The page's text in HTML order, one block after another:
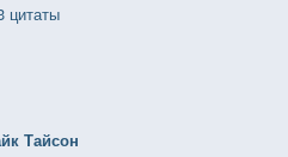
цитаты
Тайсон